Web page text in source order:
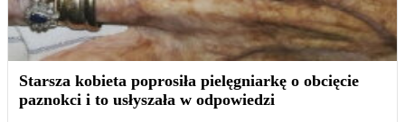
Starsza kobieta poprosiła pielęgniarkę o obcięcie
paznokci i to usłyszała w odpowiedzi